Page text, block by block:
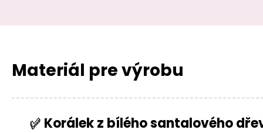
Materiál pre výrobu
Korálek z bílého santalového